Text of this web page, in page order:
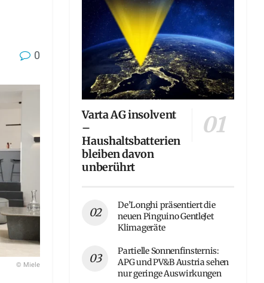
0
© Miele
Varta AG insolvent
–
Haushaltsbatterien
bleiben davon
unberührt
De’Longhi präsentiert die
neuen Pinguino GentleJet
Klimageräte
Partielle Sonnenfinsternis:
APG und PV&B Austria sehen
nur geringe Auswirkungen